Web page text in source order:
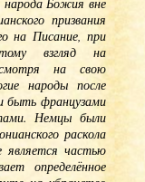
призвания
на Писание, при
взгляд на
на свою
народы после
быть французами
Немцы были
раскола
является частью
определённое